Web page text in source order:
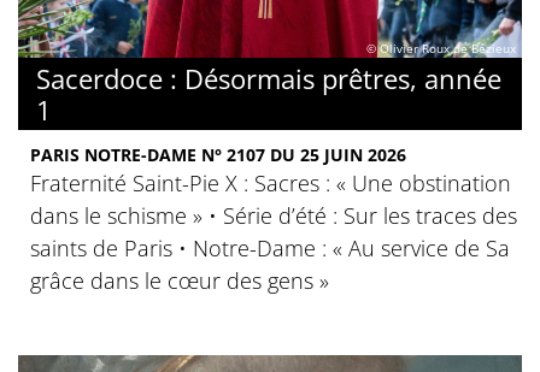
© Olivier Roux de Bézieux
Sacerdoce : Désormais prêtres, année
1
PARIS NOTRE-DAME N° 2107 DU 25 JUIN 2026
Fraternité Saint-Pie X : Sacres : « Une obstination
dans le schisme » • Série d’été : Sur les traces des
saints de Paris • Notre-Dame : « Au service de Sa
grâce dans le cœur des gens »